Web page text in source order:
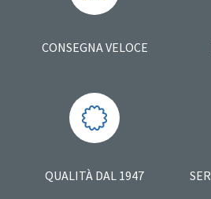
CONSEGNA VELOCE
QUALITÀ DAL 1947